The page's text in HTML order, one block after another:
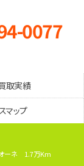
0077
取実績
マップ
オーネ 1.7万Km